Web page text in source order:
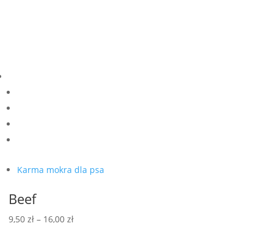
Karma mokra dla psa
Beef
9,50 zł – 16,00 złZakres